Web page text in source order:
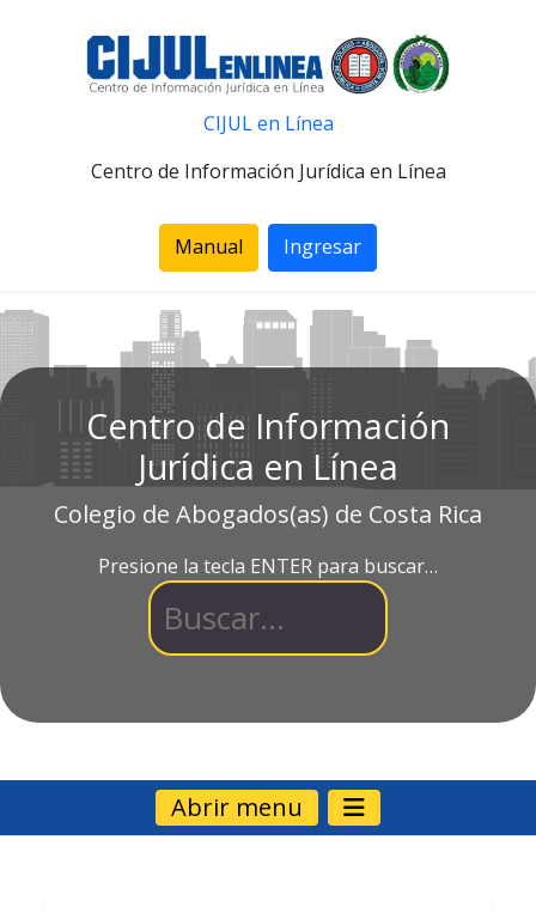
CIJUL en Línea
Centro de Información Jurídica en Línea
Manual Ingresar
Centro de Información
Jurídica en Línea
Colegio de Abogados(as) de Costa Rica
Presione la tecla ENTER para buscar…
Abrir menu